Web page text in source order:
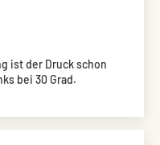
ist der Druck schon
bei 30 Grad.